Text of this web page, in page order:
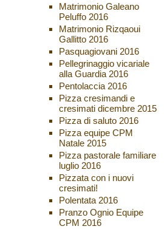
Matrimonio Galeano
Peluffo 2016
Matrimonio Rizqaoui
Gallitto 2016
Pasquagiovani 2016
Pellegrinaggio vicariale
alla Guardia 2016
Pentolaccia 2016
Pizza cresimandi e
cresimati dicembre 2015
Pizza di saluto 2016
Pizza equipe CPM
Natale 2015
Pizza pastorale familiare
luglio 2016
Pizzata con i nuovi
cresimati!
Polentata 2016
Pranzo Ognio Equipe
CPM 2016